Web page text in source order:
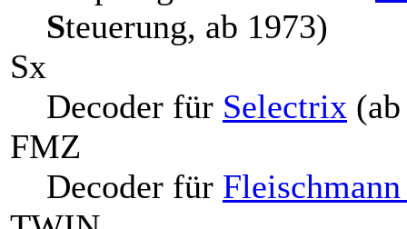
Steuerung, ab 1973)
Sx
Decoder für Selectrix
FMZ
Decoder für